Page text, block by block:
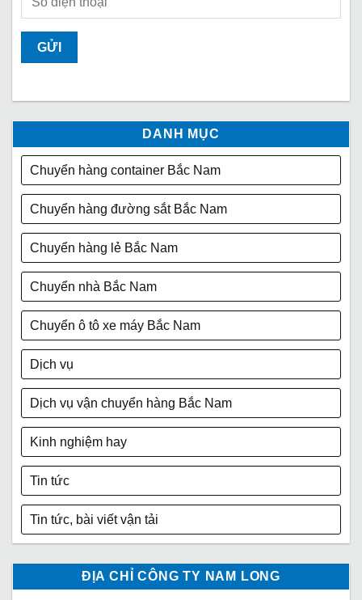
DANH MỤC
Chuyển hàng container Bắc Nam
Chuyển hàng đường sắt Bắc Nam
Chuyển hàng lẻ Bắc Nam
Chuyển nhà Bắc Nam
Chuyển ô tô xe máy Bắc Nam
Dịch vụ
Dịch vụ vận chuyển hàng Bắc Nam
Kinh nghiệm hay
Tin tức
Tin tức, bài viết vận tải
ĐỊA CHỈ CÔNG TY NAM LONG